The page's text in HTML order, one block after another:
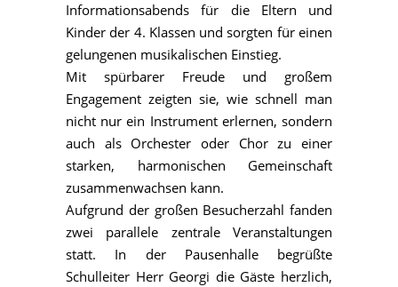
Informationsabends für die Eltern und
Kinder der 4. Klassen und sorgten für einen
gelungenen musikalischen Einstieg.
Mit spürbarer Freude und großem
Engagement zeigten sie, wie schnell man
nicht nur ein Instrument erlernen, sondern
auch als Orchester oder Chor zu einer
starken, harmonischen Gemeinschaft
zusammenwachsen kann.
Aufgrund der großen Besucherzahl fanden
zwei parallele zentrale Veranstaltungen
statt. In der Pausenhalle begrüßte
Schulleiter Herr Georgi die Gäste herzlich,